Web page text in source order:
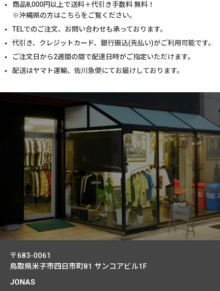
商品8,000円以上で送料＋代引き手数料 無料！
※沖縄県の方はこちらをご覧ください。
TELでのご注文、お問い合わせも承っております。
代引き、クレジットカード、銀行振込(先払い)がご利用可能です。
ご注文日から2週間の間で配達日時がご指定いただけます。
配送はヤマト運輸、佐川急便にてお届けしております。
〒683-0061
鳥取県米子市四日市町81 サンコアビル1F
JONAS